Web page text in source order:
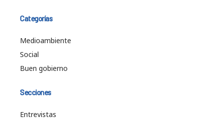
Categorías
Medioambiente
Social
Buen gobierno
Secciones
Entrevistas